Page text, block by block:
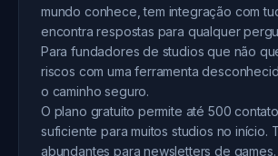
mundo conhece, tem integração com
encontra respostas para qualquer
Para fundadores de studios que não
riscos com uma ferramenta
o caminho seguro.
O plano gratuito permite até 500
suficiente para muitos studios no início.
abundantes para newsletters de